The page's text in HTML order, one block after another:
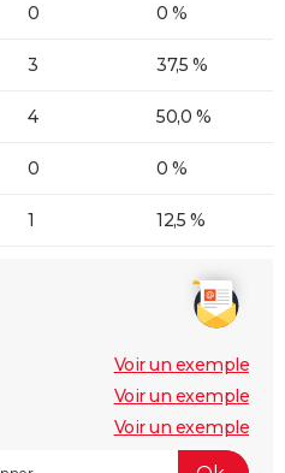
0 0 %
3 37,5 %
4 50,0 %
0 0 %
1 12,5 %
Voir un exemple
Voir un exemple
Voir un exemple